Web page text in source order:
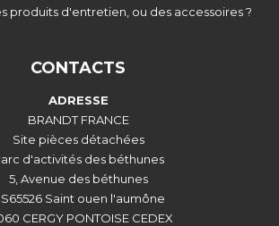
produits d'entretien, ou des accessoires ?
CONTACTS
ADRESSE
BRANDT FRANCE
Site pièces détachées
d'activités des béthunes
5, Avenue des béthunes
Saint ouen l'aumône
CERGY PONTOISE CEDEX